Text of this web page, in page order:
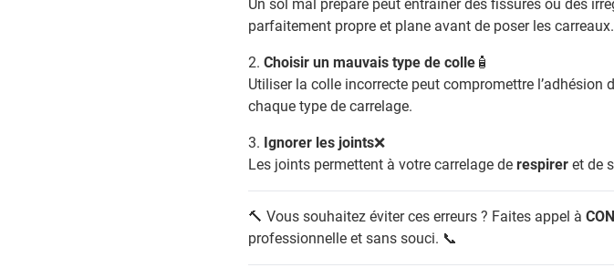
Un sol mal préparé peut entraîner des fissures ou des
parfaitement propre et plane avant de poser les carreaux.
2️. Choisir un mauvais type de colle 🧴
Utiliser la colle incorrecte peut compromettre
chaque type de carrelage.
3️. Ignorer les joints❌
Les joints permettent à votre carrelage de respirer et de
🔨 Vous souhaitez éviter ces erreurs ? Faites appel à
professionnelle et sans souci. 📞